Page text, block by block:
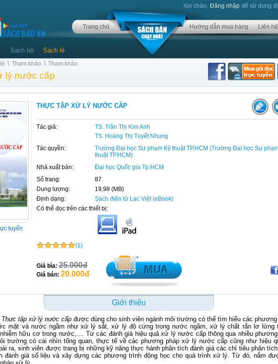
Xin chào, Đăng nhập để sử dụng
Trang chủ Hướng dẫn mua hàng Liên hệ
Sách bộ Sách lẻ
\ Tham khảo \ Tham khảo
lý nước cấp
tuyến
THỰC TẬP XỬ LÝ NƯỚC CẤP
Tác giả:
TS. Trần Thị Kim Anh
TS. Hoàng Thị Tuyết Nhung
Tác quyền:
Trường Đại học Sư phạm Kỹ thuật TP.HCM (Trường Đại học Sư
thuật TP.HCM)
Nhà xuất bản:
Đại học Quốc gia Tp.HCM
Số trang:
87
Dung lượng:
19,98 (MB)
Định dạng:
Sách điện tử Lạc Việt (eBook)
Có thể đọc trên các thiết bị:
(1)
Giá bìa: 25.000đ
Giá bán: 20.000đ
Giới thiệu
Thực tập xử lý nước cấp được dùng cho sinh viên ngành môi trường có thể tìm hiểu các
mặt và nước ngầm như xử lý sắt, xử lý độ cứng trong nước ngầm, xử lý chất rắn lơ lửng
hữu cơ trong nước,.... Từ các đánh giá hiệu quả xử lý nước cấp thông qua nhiều phương
trường có cái nhìn tổng quan, thực tế về các phương pháp xử lý nước cấp cũng như hiệu
ra, sinh viên được trang bị những kỹ năng thực hành phân tích đánh giá các chỉ tiêu phân
đánh giá số liệu và xây dựng các phương trình động học cho quá trình xử lý. Từ đó, nắm